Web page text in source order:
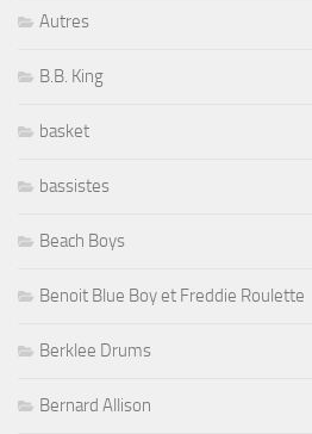
Autres
B.B. King
basket
bassistes
Beach Boys
Benoit Blue Boy et Freddie Roulette
Berklee Drums
Bernard Allison